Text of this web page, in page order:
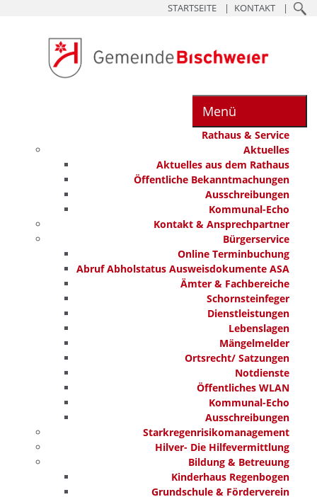
STARTSEITE KONTAKT
Menü
Rathaus & Service
Aktuelles
Aktuelles aus dem Rathaus
Öffentliche Bekanntmachungen
Ausschreibungen
Kommunal-Echo
Kontakt & Ansprechpartner
Bürgerservice
Online Terminbuchung
Abruf Abholstatus Ausweisdokumente ASA
Ämter & Fachbereiche
Schornsteinfeger
Dienstleistungen
Lebenslagen
Mängelmelder
Ortsrecht/ Satzungen
Notdienste
Öffentliches WLAN
Kommunal-Echo
Ausschreibungen
Starkregenrisikomanagement
Hilver- Die Hilfevermittlung
Bildung & Betreuung
Kinderhaus Regenbogen
Grundschule & Förderverein